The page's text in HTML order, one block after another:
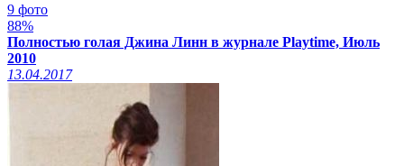
9 фото
88%
Полностью голая Джина Линн в журнале Playtime, Июль
2010
13.04.2017